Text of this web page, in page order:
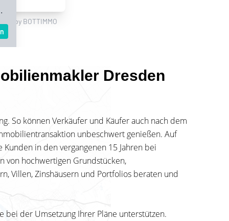
Dresden
So können Verkäufer und Käufer auch nach dem
unbeschwert genießen. Auf
in den vergangenen 15 Jahren bei
von hochwertigen Grundstücken,
Villen, Zinshäusern und Portfolios beraten und
bei der Umsetzung Ihrer Pläne unterstützen.